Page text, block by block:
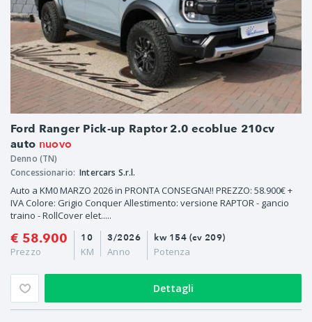
Ford Ranger Pick-up Raptor 2.0 ecoblue 210cv
auto nuovo
Denno (TN)
Concessionario: Intercars S.r.l.
Auto a KM0 MARZO 2026 in PRONTA CONSEGNA!! PREZZO: 58.900€ +
IVA Colore: Grigio Conquer Allestimento: versione RAPTOR - gancio
traino - RollCover elet.....
€ 58.900
Prezzo
3/2026
Anno
10
KM
kw 154 (cv 209)
Potenza
Dettagli